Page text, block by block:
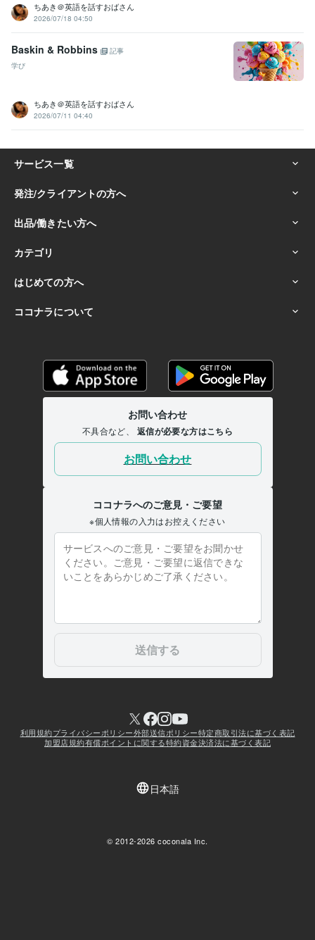
ちあき＠英語を話すおばさん
2026/07/18 04:50
Baskin & Robbins
記事
学び
ちあき＠英語を話すおばさん
2026/07/11 04:40